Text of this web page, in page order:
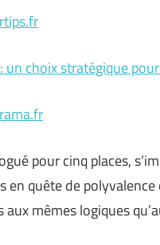
un choix stratégique
pour cinq places,
en quête de
mêmes logiques